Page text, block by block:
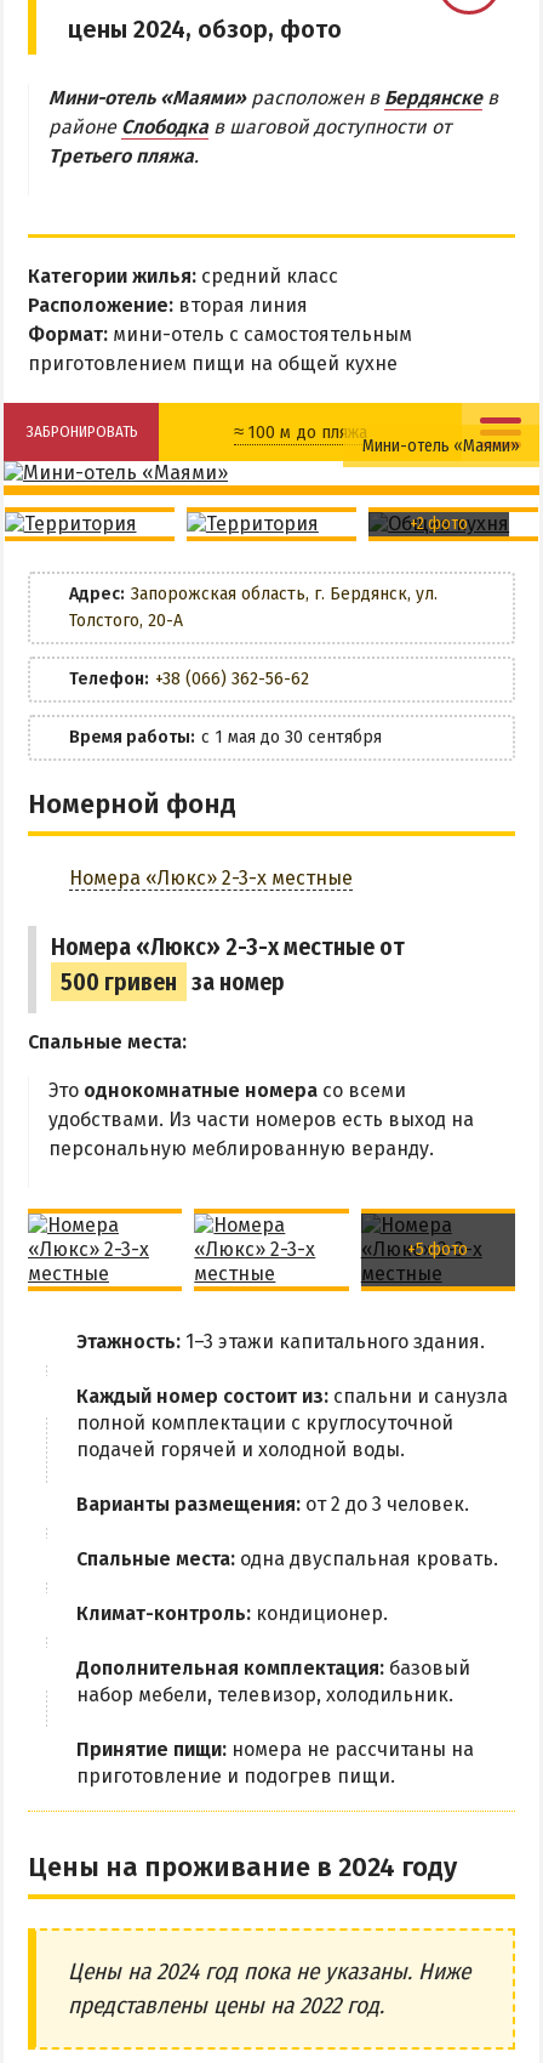
Бердянская коса
БЕРДЯНСКАЯ КОСА
Ближняя коса
Дальняя коса
АЗМОЛ
АКЗ
ВЕРХОВАЯ
ЛИСКИ
МАКОРТЫ
НАГОРНАЯ ЧАСТЬ
ПЕСКИ
СЛОБОДКА
ЦЕНТР
ЧАСТНЫЙ СЕКТОР
АЗОВСКОЕ (ЛУНАЧАРСКОЕ)
НОВОПЕТРОВКА
ЛЕЧЕНИЕ И БАЛЬНЕОТЕРАПИЯ
Грязи, лиманы и соленые озера
История курорта
ПИТАНИЕ
Аквапарк
Дельфинарий
Виндсерфинг
Рыбалка
ДОСТОПРИМЕЧАТЕЛЬНОСТИ
Памятники и скульптуры
Приморская площадь
ЭКСКУРСИИ И МАРШРУТЫ
ПРОЕЗД
Маршрутки
Отдых с детьми
Отдых в сентябре
Отдых зимой и в межсезонье
цены 2024, обзор, фото
Мини-отель «Маями»расположен в Бердянскев
районе Слободка в шаговой доступности от
Третьего пляжа.
Категории жилья: средний класс
Расположение: вторая линия
Формат: мини-отель с самостоятельным
приготовлением пищи на общей кухне
ЗАБРОНИРОВАТЬ ≈ 100 м до пляжа
Общая кухня
Wi-Fi
Мангальная зона
Платная парковка
Трансфер
ЗАБРОНИРОВАТЬ
Мини-отель «Маями»
+2 фото
Адрес: Запорожская область, г. Бердянск, ул.
Толстого, 20-А
Телефон: +38 (066) 362-56-62
Время работы: с 1 мая до 30 сентября
Номерной фонд
Номера «Люкс» 2-3-х местные
Номера «Люкс» 2-3-х местные от
500 гривен за номер
Спальные места:
Это однокомнатные номера со всеми
удобствами. Из части номеров есть выход на
персональную меблированную веранду.
+5 фото
Этажность: 1–3 этажи капитального здания.
Каждый номер состоит из: спальни и санузла
полной комплектации с круглосуточной
подачей горячей и холодной воды.
Варианты размещения: от 2 до 3 человек.
Спальные места: одна двуспальная кровать.
Климат-контроль: кондиционер.
Дополнительная комплектация: базовый
набор мебели, телевизор, холодильник.
Принятие пищи: номера не рассчитаны на
приготовление и подогрев пищи.
Цены на проживание в 2024 году
Цены на 2024 год пока не указаны. Ниже
представлены цены на 2022 год.